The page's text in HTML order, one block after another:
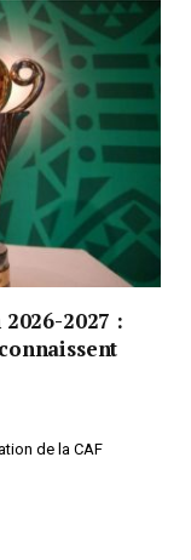
2027 :
de la CAF